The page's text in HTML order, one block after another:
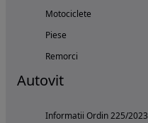
Motociclete
Piese
Remorci
Autovit
Informatii Ordin 225/2023